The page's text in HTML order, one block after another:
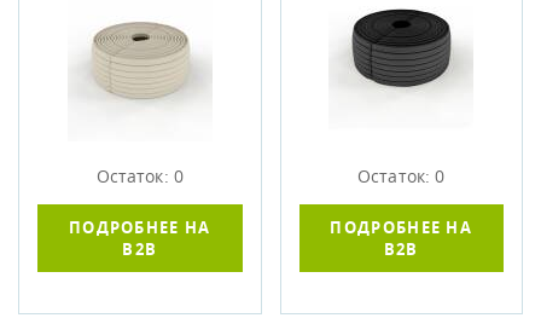
Остаток: 0
ПОДРОБНЕЕ НА
B2B
Остаток: 0
ПОДРОБНЕЕ НА
B2B